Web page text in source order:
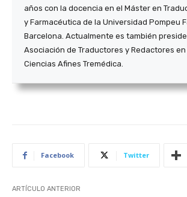
años con la docencia en el Máster en
y Farmacéutica de la Universidad Pompeu
Barcelona. Actualmente es también
Asociación de Traductores y Redactores
Ciencias Afines Tremédica.
Facebook Twitter
ARTÍCULO ANTERIOR